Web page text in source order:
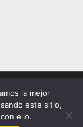
dela mejor
este sitio,
ello.